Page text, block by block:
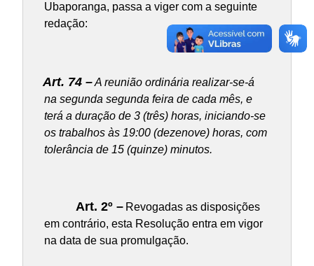
Ubaporanga, passa a viger com a seguinte
redação:
Art. 74 –A reunião ordinária realizar-se-á
na segunda segunda feira de cada mês, e
terá a duração de 3 (três) horas, iniciando-se
os trabalhos às 19:00 (dezenove) horas, com
tolerância de 15 (quinze) minutos.
Art. 2º –Revogadas as disposições
em contrário, esta Resolução entra em vigor
na data de sua promulgação.